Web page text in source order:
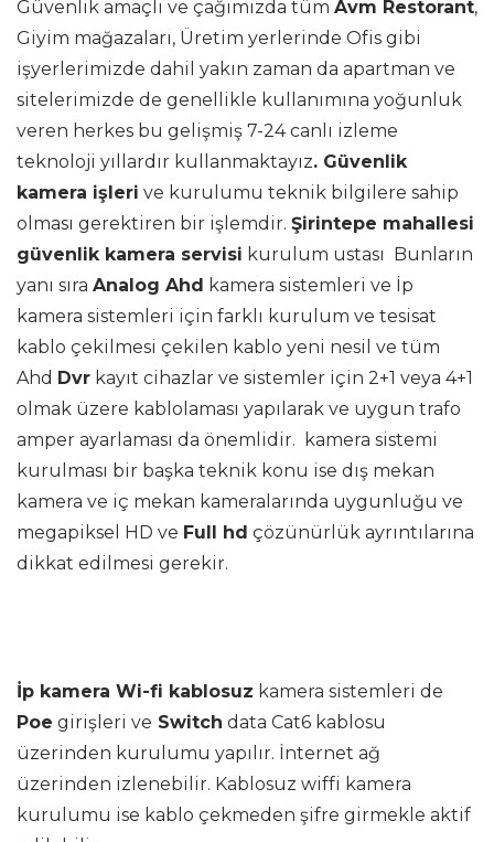
Güvenlik amaçlı ve çağımızda tüm Avm Restorant,
Giyim mağazaları, Üretim yerlerinde Ofis gibi
işyerlerimizde dahil yakın zaman da apartman ve
sitelerimizde de genellikle kullanımına yoğunluk
veren herkes bu gelişmiş 7-24 canlı izleme
teknoloji yıllardır kullanmaktayız. Güvenlik
kamera işleri ve kurulumu teknik bilgilere sahip
olması gerektiren bir işlemdir. Şirintepe mahallesi
güvenlik kamera servisi kurulum ustası Bunların
yanı sıra Analog Ahd kamera sistemleri ve İp
kamera sistemleri için farklı kurulum ve tesisat
kablo çekilmesi çekilen kablo yeni nesil ve tüm
Ahd Dvr kayıt cihazlar ve sistemler için 2+1 veya 4+1
olmak üzere kablolaması yapılarak ve uygun trafo
amper ayarlaması da önemlidir. kamera sistemi
kurulması bir başka teknik konu ise dış mekan
kamera ve iç mekan kameralarında uygunluğu ve
megapiksel HD ve Full hd çözünürlük ayrıntılarına
dikkat edilmesi gerekir.
İp kamera Wi-fi kablosuz kamera sistemleri de
Poe girişleri ve Switch data Cat6 kablosu
üzerinden kurulumu yapılır. İnternet ağ
üzerinden izlenebilir. Kablosuz wiffi kamera
kurulumu ise kablo çekmeden şifre girmekle aktif